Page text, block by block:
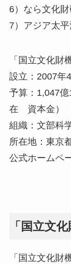
6）なら文化
7）アジア太
「国立文化財
設立：2007年
予算：1,047
在 資本金）
組織：文部科
所在地：東京
公式ホームペ
「国立文
「国立文化財